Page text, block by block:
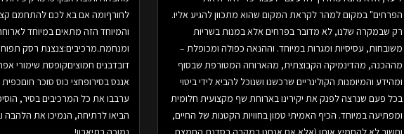
לחורףומה אם בא לכם להתחמם
והמיוחד הזה מתאים במיוחד
ומנחמת.מרכיבים:צנצנת רסק
דובדבנים חמוציםקופסת שימורי
אננס בסירופחצי כוס סוכר
ערבבו את כל המרכיבים בסיר,
הפרחים" במקום למהר לקראת המקום שהוא מתכוון להגיע אליו.
רק שבמקרה שלנו, לא מדובר בפרחים אלא במנות בשריות
משובחות, עסיסיות ומגרות במיוחד. וההנאה כפולה ומכופלת –
מההכנה, מהדינמיקה הקבוצתית, מהארוחה המטורפת שבסוף
ומהידע והמיומנות הקולינריים שרכשנו ושנוכל להביא לידי ביטוי
בכל פעם שנרצה לפנק את יקירינו בארוחת שף מקצועית חלומית
ומפתיעה במיוחד. הכיף האמיתי טמון בחוויות הקטנות של החיים,